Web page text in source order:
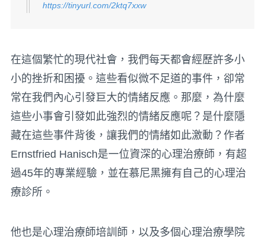
https://tinyurl.com/2ktq7xxw
在這個繁忙的現代社會，我們每天都會經歷許多小
小的挫折和困擾。這些看似微不足道的事件，卻常
常在我們內心引發巨大的情緒反應。那麼，為什麼
這些小事會引發如此強烈的情緒反應呢？是什麼隱
藏在這些事件背後，讓我們的情緒如此激動？作者
Ernstfried Hanisch是一位資深的心理治療師，有超
過45年的專業經驗，並在慕尼黑擁有自己的心理治
療診所。
他也是心理治療師培訓師，以及多個心理治療學院